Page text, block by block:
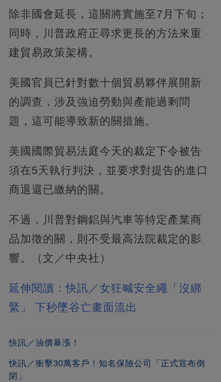
除非國會延長，這關將實施至7月下旬；
同時，川普政府正尋求更長的方法來重
建貿易政策架構。
美國官員已針對數十個貿易夥伴展開新
的調查，涉及強迫勞動與產能過剩問
題，這可能導致新的關措施。
美國國際貿易法庭今天的裁定下令被告
須在5天執行判決，並要求對提告的進口
商退還已繳納的關。
不過，川普對鋼鋁與汽車等特定產業商
品加徵的關，則不受最高法院裁定的影
響。（文／中央社）
延伸閱讀：快訊／女狂喊安全繩「沒綁
緊」 下秒墜谷亡畫面流出
快訊／油價暴漲！
快訊／衝擊30萬客戶！知名保險公司「正式宣布倒
閉」